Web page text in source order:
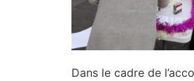
Dans le cadre de